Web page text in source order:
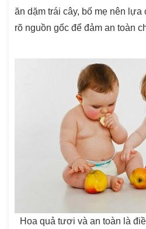
ăn dặm trái cây, bố mẹ nên
rõ nguồn gốc để đảm an toàn
Hoa quả tươi và an toàn là